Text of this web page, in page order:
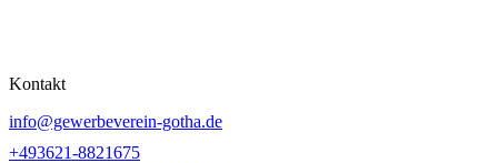
Kontakt
info@gewerbeverein-gotha.de
+493621-8821675